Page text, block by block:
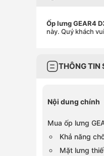
Ốp lưng GEAR4
này. Quý khách
THÔNG TIN
Nội dung chính
Mua ốp lưng
Khả năng
Mặt lưng